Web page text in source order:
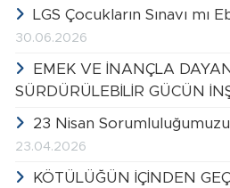
LGS Çocukların Sınavı mı
30.06.2026
EMEK VE İNANÇLA
SÜRDÜRÜLEBİLİR GÜCÜN
23 Nisan
23.04.2026
KÖTÜLÜĞÜN İÇİNDEN